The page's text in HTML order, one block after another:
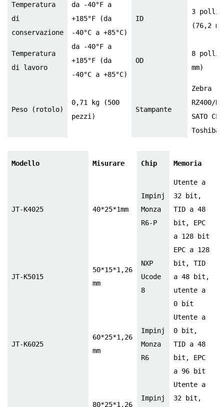
Temperatura
di
conservazione
da -40°F a
+185°F (da
-40°C a +85°C)
ID
3
(76,2
Temperatura
di lavoro
da -40°F a
+185°F (da
-40°C a +85°C)
OD
8
mm)
Peso (rotolo)
0,71 kg (500
pezzi)
Stampante
Zebra
RZ400/
SATO
Toshiba
Modello Misurare Chip Memoria
JT-K4025 40*25*1mm
Impinj
Monza
R6-P
Utente a
32 bit,
TID a 48
bit, EPC
a 128 bit
JT-K5015
50*15*1,26
mm
NXP
Ucode
8
EPC a 128
bit, TID
a 48 bit,
utente a
0 bit
JT-K6025
60*25*1,26
mm
Impinj
Monza
R6
Utente a
0 bit,
TID a 48
bit, EPC
a 96 bit
80*25*1,26
Impinj
Utente a
32 bit,